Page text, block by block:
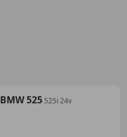
BMW 525 525i 24v